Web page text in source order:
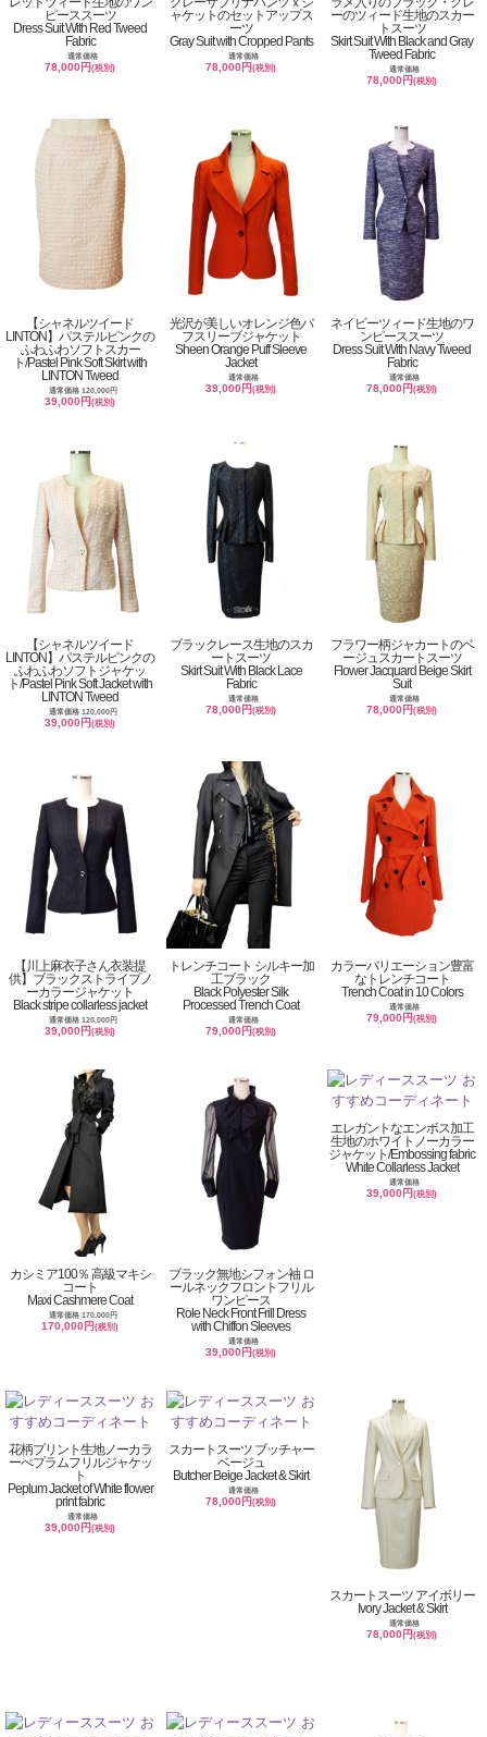
ピーススーツ
Dress Suit With Red Tweed
Fabric
通常価格
78,000円(税別)
ャケットのセットアップス
ーツ
Gray Suit with Cropped Pants
通常価格
78,000円(税別)
ーのツィード生地のスカー
トスーツ
Skirt Suit With Black and Gray
Tweed Fabric
通常価格
78,000円(税別)
【シャネルツイード
LINTON】パステルピンクの
ふわふわソフトスカー
ト/Pastel Pink Soft Skirt with
LINTON Tweed
通常価格 120,000円
39,000円(税別)
光沢が美しいオレンジ色パ
フスリーブジャケット
Sheen Orange Puff Sleeve
Jacket
通常価格
39,000円(税別)
ネイビーツィード生地のワ
ンピーススーツ
Dress Suit With Navy Tweed
Fabric
通常価格
78,000円(税別)
【シャネルツイード
LINTON】パステルピンクの
ふわふわソフトジャケッ
ト/Pastel Pink Soft Jacket with
LINTON Tweed
通常価格 120,000円
39,000円(税別)
ブラックレース生地のスカ
ートスーツ
Skirt Suit With Black Lace
Fabric
通常価格
78,000円(税別)
フラワー柄ジャカートのベ
ージュスカートスーツ
Flower Jacquard Beige Skirt
Suit
通常価格
78,000円(税別)
【川上麻衣子さん衣装提
供】ブラックストライプノ
ーカラージャケット
Black stripe collarless jacket
通常価格 120,000円
39,000円(税別)
トレンチコート シルキー加
工ブラック
Black Polyester Silk
Processed Trench Coat
通常価格
79,000円(税別)
カラーバリエーション豊富
なトレンチコート
Trench Coat in 10 Colors
通常価格
79,000円(税別)
カシミア100％ 高級マキシ
コート
Maxi Cashmere Coat
通常価格 170,000円
170,000円(税別)
ブラック無地シフォン袖 ロ
ールネックフロントフリル
ワンピース
Role Neck Front Frill Dress
with Chiffon Sleeves
通常価格
39,000円(税別)
エレガントなエンボス加工
生地のホワイトノーカラー
ジャケット/Embossing fabric
White Collarless Jacket
通常価格
39,000円(税別)
花柄プリント生地ノーカラ
ーぺプラムフリルジャケッ
ト
Peplum Jacket of White flower
print fabric
通常価格
39,000円(税別)
スカートスーツ ブッチャー
ベージュ
Butcher Beige Jacket & Skirt
通常価格
78,000円(税別)
スカートスーツ アイボリー
Ivory Jacket & Skirt
通常価格
78,000円(税別)